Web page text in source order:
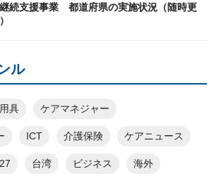
続支援事業 都道府県の実施状況（随時更
ル
具 ケアマネジャー
ICT 介護保険 ケアニュース
台湾 ビジネス 海外